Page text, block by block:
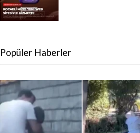
Popüler Haberler